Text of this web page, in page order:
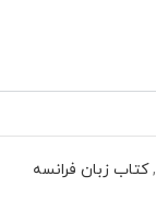
, کتاب زبان فرانسه